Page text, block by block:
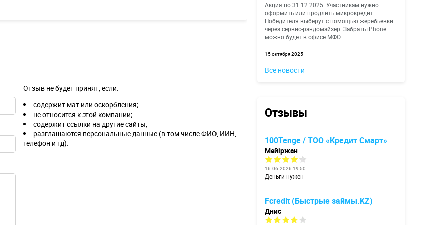
Акция по 31.12.2025. Участникам нужно
оформить или продлить микрокредит.
Победителя выберут с помощью жеребьёвки
через сервис-рандомайзер. Забрать iPhone
можно будет в офисе МФО.
15 октября 2025
Все новости
Отзывы
100Tenge / ТОО «Кредит Смарт»
Мейіржан
16.06.2026 19:50
Деньги нужен
Fcredit (Быстрые займы.KZ)
Днис
Отзыв не будет принят, если:
содержит мат или оскорбления;
не относится к этой компании;
содержит ссылки на другие сайты;
разглашаются персональные данные (в том числе ФИО, ИИН,
телефон и тд).